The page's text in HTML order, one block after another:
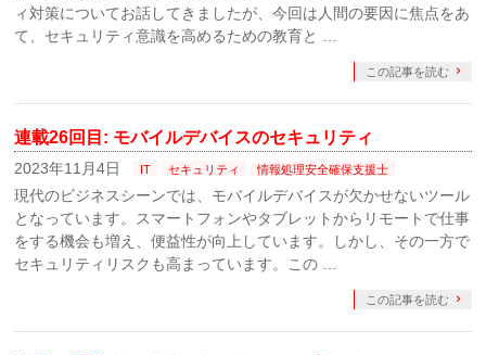
ィ対策についてお話してきましたが、今回は人間の要因に焦点をあ
て、セキュリティ意識を高めるための教育と …
この記事を読む
連載26回目: モバイルデバイスのセキュリティ
2023年11月4日 IT セキュリティ 情報処理安全確保支援士
現代のビジネスシーンでは、モバイルデバイスが欠かせないツール
となっています。スマートフォンやタブレットからリモートで仕事
をする機会も増え、便益性が向上しています。しかし、その一方で
セキュリティリスクも高まっています。この …
この記事を読む